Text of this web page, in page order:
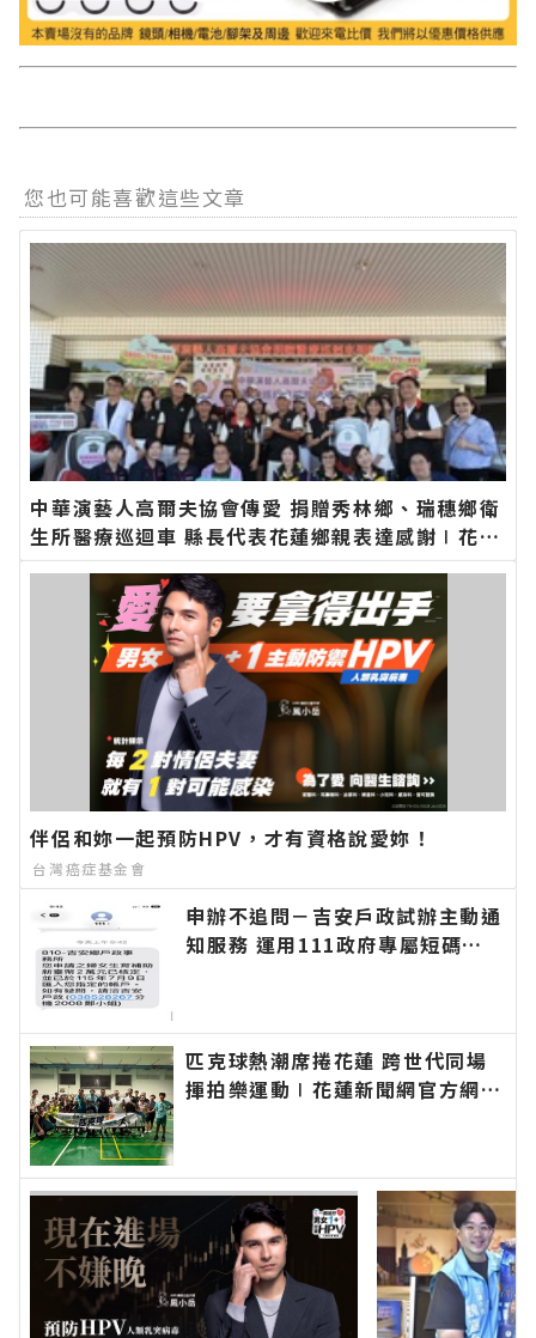
您也可能喜歡這些文章
中華演藝人高爾夫協會傳愛 捐贈秀林鄉、瑞穗鄉衛
生所醫療巡迴車 縣長代表花蓮鄉親表達感謝∣花蓮
新聞網官方網站各類新聞－最快速的今日新聞報導
最新的在地資訊！
伴侶和妳一起預防HPV，才有資格說愛妳！
台灣癌症基金會
申辦不追問－吉安戶政試辦主動通
知服務 運用111政府專屬短碼簡
的今日新聞報導 最新的在地資
訊！
匹克球熱潮席捲花蓮 跨世代同場
揮拍樂運動∣花蓮新聞網官方網站